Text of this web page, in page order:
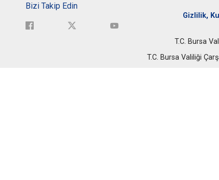
Bizi Takip Edin
Gizlilik,
T.C. Bursa
T.C. Bursa Valiliği